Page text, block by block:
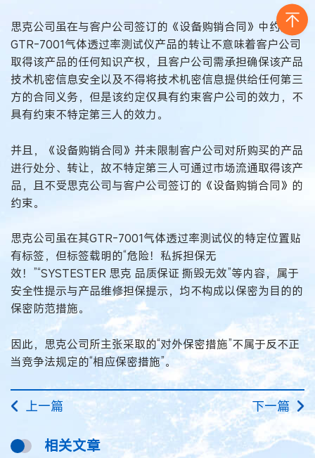
思克公司虽在与客户公司签订的《设备购销合同》中约定，
GTR-7001气体透过率测试仪产品的转让不意味着客户公司
取得该产品的任何知识产权，且客户公司需承担确保该产品
技术机密信息安全以及不得将技术机密信息提供给任何第三
方的合同义务，但是该约定仅具有约束客户公司的效力，不
具有约束不特定第三人的效力。
并且，《设备购销合同》并未限制客户公司对所购买的产品
进行处分、转让，故不特定第三人可通过市场流通取得该产
品，且不受思克公司与客户公司签订的《设备购销合同》的
约束。
思克公司虽在其GTR-7001气体透过率测试仪的特定位置贴
有标签，但标签载明的“危险！私拆担保无
效！”“SYSTESTER 思克 品质保证 撕毁无效”等内容，属于
安全性提示与产品维修担保提示，均不构成以保密为目的的
保密防范措施。
因此，思克公司所主张采取的“对外保密措施”不属于反不正
当竞争法规定的“相应保密措施”。
上一篇 下一篇
相关文章